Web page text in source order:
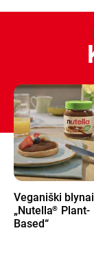
Veganiški
„Nutella® Plant-
Based“